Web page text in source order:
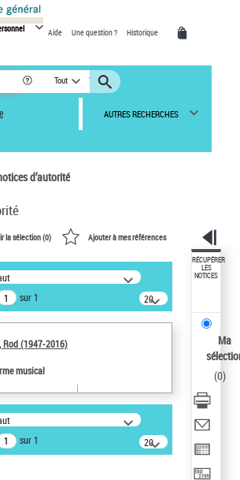
Aide Une question ? Historique
Tout
AUTRES RECHERCHES
d’autorité
dans les
:
(1947-2016)
d'autorité
la sélection (0) Ajouter à mes références
sur 1
20
résultats/page
Rod (1947-2016)
musical
sur 1
20
résultats/page
RÉCUPÉRER
LES
NOTICES
Ma
(0)